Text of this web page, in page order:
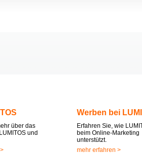
über das
und
Werben bei
Erfahren Sie, wie
beim Online-Marketing
unterstützt.
mehr erfahren >